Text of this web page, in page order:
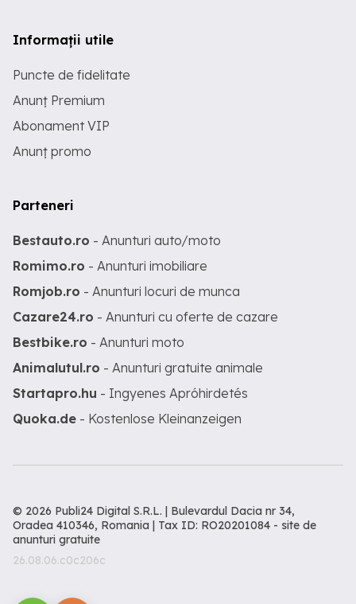
Informații utile
Puncte de fidelitate
Anunț Premium
Abonament VIP
Anunț promo
Parteneri
Bestauto.ro - Anunturi auto/moto
Romimo.ro - Anunturi imobiliare
Romjob.ro - Anunturi locuri de munca
Cazare24.ro - Anunturi cu oferte de cazare
Bestbike.ro - Anunturi moto
Animalutul.ro - Anunturi gratuite animale
Startapro.hu - Ingyenes Apróhirdetés
Quoka.de - Kostenlose Kleinanzeigen
© 2026 Publi24 Digital S.R.L. | Bulevardul Dacia nr 34,
Oradea 410346, Romania | Tax ID: RO20201084 - site de
anunturi gratuite
26.08.06.c0c206c